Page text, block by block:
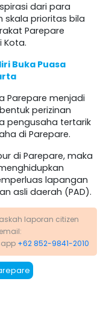
dari para
skala prioritas bila
Parepare
Kota.
Buka Puasa
Parepare menjadi
perizinan
pengusaha tertarik
di Parepare.
di Parepare, maka
lapangan
asli daerah (PAD).
laporan citizen
+62 852-9841-2010